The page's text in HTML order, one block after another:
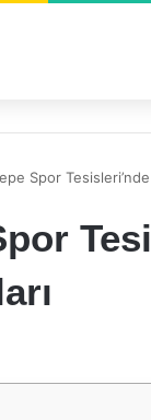
Spor